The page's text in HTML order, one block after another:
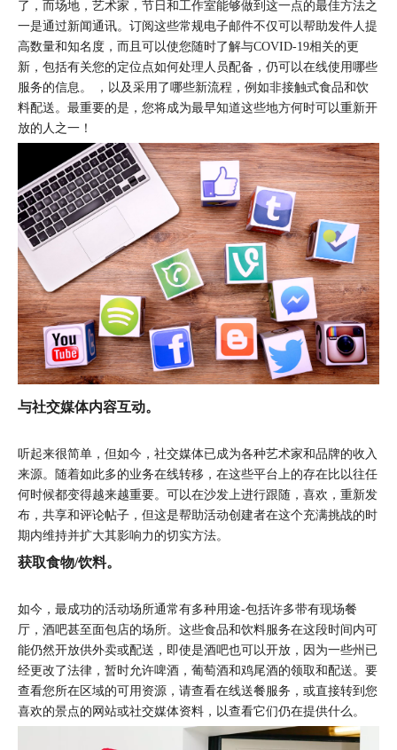
了，而场地，艺术家，节日和工作室能够做到这一点的最佳方法之
一是通过新闻通讯。订阅这些常规电子邮件不仅可以帮助发件人提
高数量和知名度，而且可以使您随时了解与COVID-19相关的更
新，包括有关您的定位点如何处理人员配备，仍可以在线使用哪些
服务的信息。 ，以及采用了哪些新流程，例如非接触式食品和饮
料配送。最重要的是，您将成为最早知道这些地方何时可以重新开
放的人之一！
与社交媒体内容互动。
听起来很简单，但如今，社交媒体已成为各种艺术家和品牌的收入
来源。随着如此多的业务在线转移，在这些平台上的存在比以往任
何时候都变得越来越重要。可以在沙发上进行跟随，喜欢，重新发
布，共享和评论帖子，但这是帮助活动创建者在这个充满挑战的时
期内维持并扩大其影响力的切实方法。
获取食物/饮料。
如今，最成功的活动场所通常有多种用途-包括许多带有现场餐
厅，酒吧甚至面包店的场所。这些食品和饮料服务在这段时间内可
能仍然开放供外卖或配送，即使是酒吧也可以开放，因为一些州已
经更改了法律，暂时允许啤酒，葡萄酒和鸡尾酒的领取和配送。要
查看您所在区域的可用资源，请查看在线送餐服务，或直接转到您
喜欢的景点的网站或社交媒体资料，以查看它们仍在提供什么。